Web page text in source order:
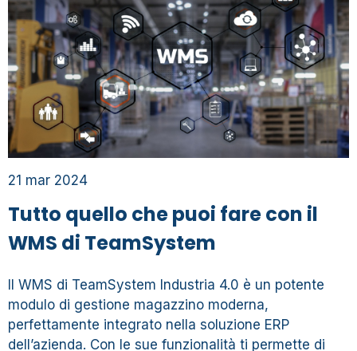
21 mar 2024
Tutto quello che puoi fare con il
WMS di TeamSystem
Il WMS di TeamSystem Industria 4.0 è un potente
modulo di gestione magazzino moderna,
perfettamente integrato nella soluzione ERP
dell’azienda. Con le sue funzionalità ti permette di